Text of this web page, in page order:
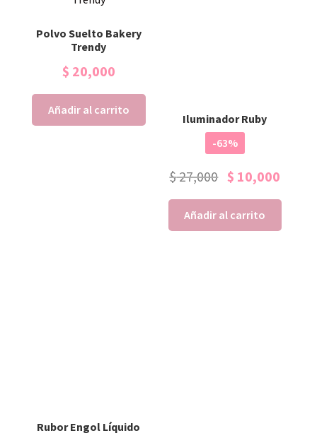
Polvo Suelto Bakery
Trendy
$ 20,000
Añadir al carrito
Iluminador Ruby
-63%
$27,000 $ 10,000
Añadir al carrito
Rubor Engol Líquido